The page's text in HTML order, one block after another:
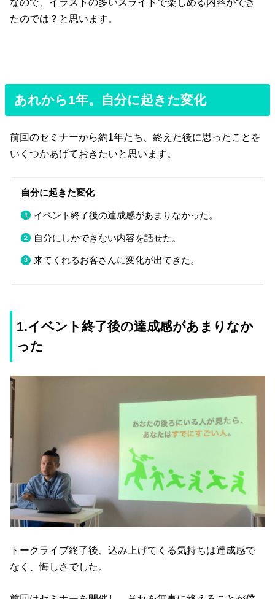
なので、イラストの多いスライドで楽しめる内容ができ
たのでは？と思います。
あれから1年。自分に起きた変化
前回のセミナーから約1年たち、終えた後に思ったことを
いくつかあげておきたいと思います。
自分に起きた変化
イベント終了後の達成感があまりなかった。
自分にしかできない内容を話せた。
来てくれるお客さんに変化が出てきた。
1.イベント終了後の達成感があまりなか
った
トークライブ終了後、込み上げてくる気持ちは達成感で
なく、悔しさでした。